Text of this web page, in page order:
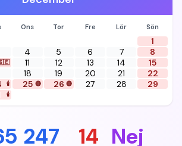
Ons Tor Fre Lör
Sön
1
4 5 6 7 8
11 12 13 14 15
18 19 20 21 22
🕯️ 25 🔴 26 🔴 27 28 29
🕯️
247 14 Nej